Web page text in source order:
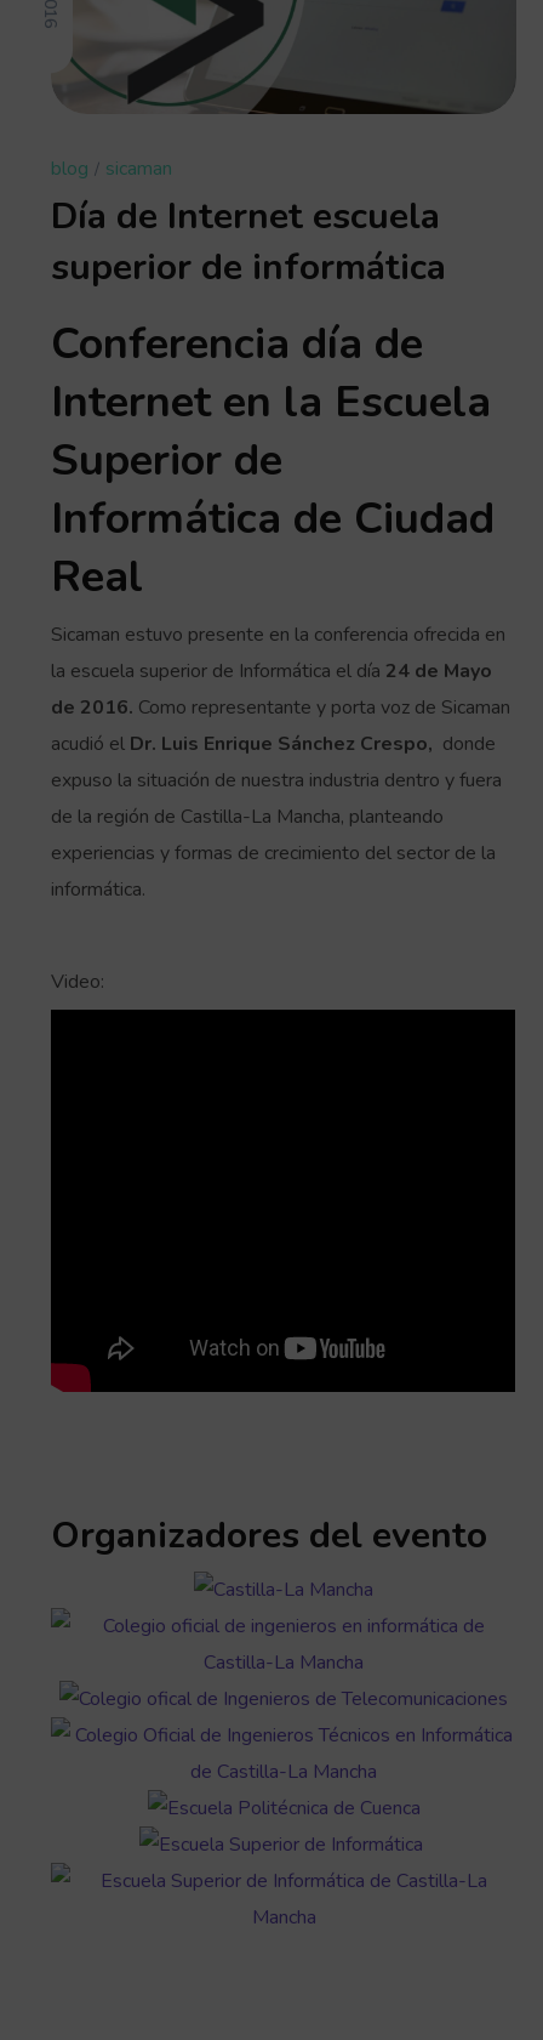
blog sicaman
Día de Internet escuela
superior de informática
Conferencia día de
Internet en la Escuela
Superior de
Informática de Ciudad
Real
Sicaman estuvo presente en la conferencia ofrecida en
la escuela superior de Informática el día 24 de Mayo
de 2016. Como representante y porta voz de Sicaman
acudió el Dr. Luis Enrique Sánchez Crespo, donde
expuso la situación de nuestra industria dentro y fuera
de la región de Castilla-La Mancha, planteando
experiencias y formas de crecimiento del sector de la
informática.
Video:
Organizadores del evento